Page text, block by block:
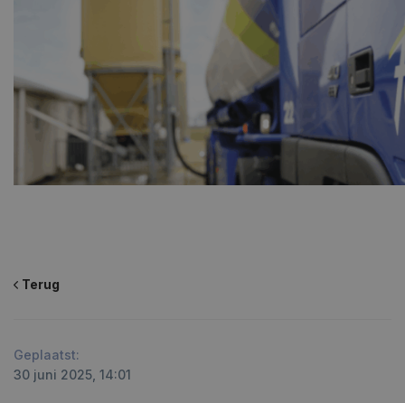
Terug
Geplaatst:
30 juni 2025, 14:01